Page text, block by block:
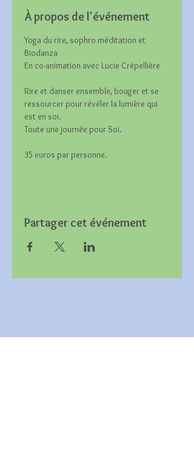
À propos de l'événement
Yoga du rire, sophro méditation et
Biodanza
En co-animation avec Lucie Crépellière
Rire et danser ensemble, bouger et se
ressourcer pour révéler la lumière qui
est en soi.
Toute une journée pour Soi.
35 euros par personne.
Partager cet événement